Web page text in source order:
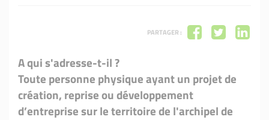
PARTAGER :
A qui s'adresse-t-il ?
Toute personne physique ayant un projet de
création, reprise ou développement
d’entreprise sur le territoire de l'archipel de